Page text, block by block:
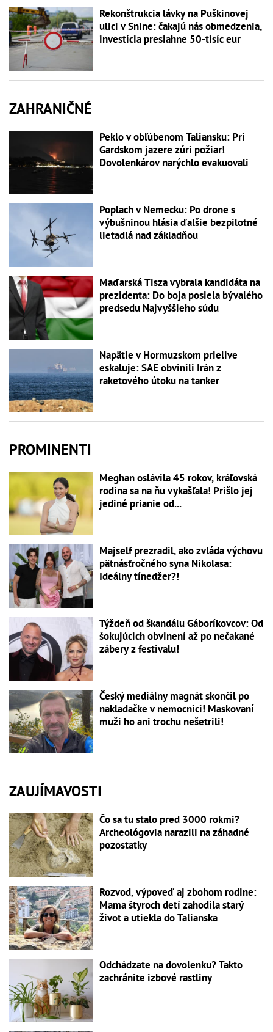
Rekonštrukcia lávky na Puškinovej
ulici v Snine: čakajú nás obmedzenia,
investícia presiahne 50-tisíc eur
ZAHRANIČNÉ
Peklo v obľúbenom Taliansku: Pri
Gardskom jazere zúri požiar!
Dovolenkárov narýchlo evakuovali
Poplach v Nemecku: Po drone s
výbušninou hlásia ďalšie bezpilotné
lietadlá nad základňou
Maďarská Tisza vybrala kandidáta na
prezidenta: Do boja posiela bývalého
predsedu Najvyššieho súdu
Napätie v Hormuzskom prielive
eskaluje: SAE obvinili Irán z
raketového útoku na tanker
PROMINENTI
Meghan oslávila 45 rokov, kráľovská
rodina sa na ňu vykašľala! Prišlo jej
jediné prianie od...
Majself prezradil, ako zvláda výchovu
pätnásťročného syna Nikolasa:
Ideálny tínedžer?!
Týždeň od škandálu Gáboríkovcov: Od
šokujúcich obvinení až po nečakané
zábery z festivalu!
Český mediálny magnát skončil po
nakladačke v nemocnici! Maskovaní
muži ho ani trochu nešetrili!
ZAUJÍMAVOSTI
Čo sa tu stalo pred 3000 rokmi?
Archeológovia narazili na záhadné
pozostatky
Rozvod, výpoveď aj zbohom rodine:
Mama štyroch detí zahodila starý
život a utiekla do Talianska
Odchádzate na dovolenku? Takto
zachránite izbové rastliny